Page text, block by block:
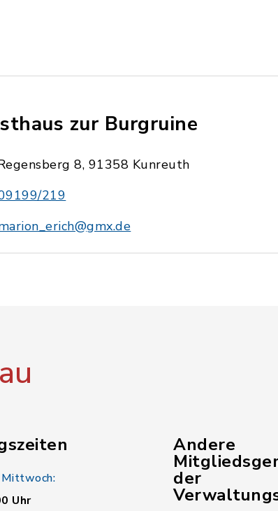
zur Burgruine
8, 91358 Kunreuth
219
Uhr
Andere
der